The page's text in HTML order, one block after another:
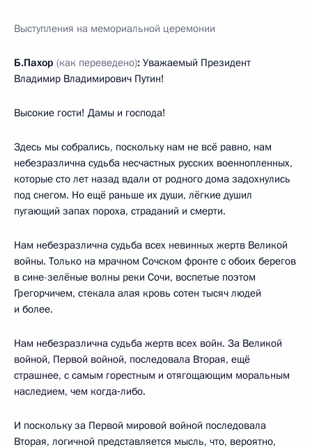
Выступления на мемориальной церемонии
Б.Пахор (как переведено): Уважаемый Президент
Владимир Владимирович Путин!
Высокие гости! Дамы и господа!
Здесь мы собрались, поскольку нам не всё равно, нам
небезразлична судьба несчастных русских военнопленных,
которые сто лет назад вдали от родного дома задохнулись
под снегом. Но ещё раньше их души, лёгкие душил
пугающий запах пороха, страданий и смерти.
Нам небезразлична судьба всех невинных жертв Великой
войны. Только на мрачном Сочском фронте с обоих берегов
в сине-зелёные волны реки Сочи, воспетые поэтом
Грегорчичем, стекала алая кровь сотен тысяч людей
и более.
Нам небезразлична судьба жертв всех войн. За Великой
войной, Первой войной, последовала Вторая, ещё
страшнее, с самым горестным и отягощающим моральным
наследием, чем когда‑либо.
И поскольку за Первой мировой войной последовала
Вторая, логичной представляется мысль, что, вероятно,